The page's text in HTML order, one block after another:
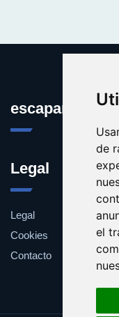
de
el
Legal
Legal
Cookies
Contacto